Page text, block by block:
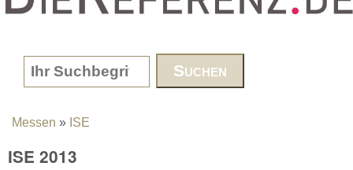
www.DieReferenz.de
Search form
You are here
Messen » ISE
ISE 2013